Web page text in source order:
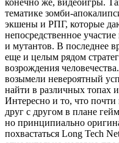
тематике зомби-
экшены и РПГ, которые
непосредственное
и мутантов. В последнее
еще и целым рядом
возрождения
возымели невероятный
найти в различных топах
Интересно и то, что почти
друг с другом в плане
но принципиально
похвастаться Long Tech